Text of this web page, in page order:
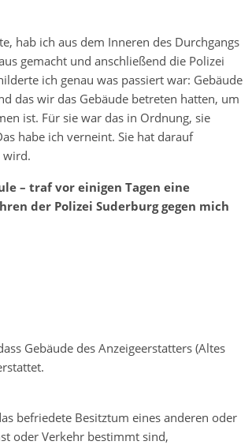
hab ich aus dem Inneren des Durchgangs
gemacht und anschließend die Polizei
ich genau was passiert war: Gebäude
das wir das Gebäude betreten hatten, um
ist. Für sie war das in Ordnung, sie
habe ich verneint. Sie hat darauf
wird.
– traf vor einigen Tagen eine
der Polizei Suderburg gegen mich
Gebäude des Anzeigeerstatters (Altes
befriedete Besitztum eines anderen oder
oder Verkehr bestimmt sind,